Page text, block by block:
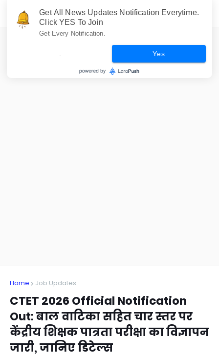
Home Job Updates
CTET 2026 Official Notification
Out: बाल वाटिका सहित चार स्तर पर
केंद्रीय शिक्षक पात्रता परीक्षा का विज्ञापन
जारी, जानिए डिटेल्स
Get All News Updates Notification Everytime.
Click YES To Join
Get Every Notification.
Yes